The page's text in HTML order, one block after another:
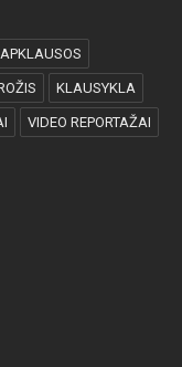
APKLAUSOS
KLAUSYKLA
VIDEO REPORTAŽAI